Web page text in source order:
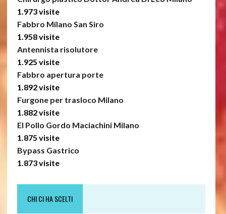
1.973 visite
Fabbro Milano San Siro
1.958 visite
Antennista risolutore
1.925 visite
Fabbro apertura porte
1.892 visite
Furgone per trasloco Milano
1.882 visite
El Pollo Gordo Maciachini Milano
1.875 visite
Bypass Gastrico
1.873 visite
CHI CI HA SCELTI